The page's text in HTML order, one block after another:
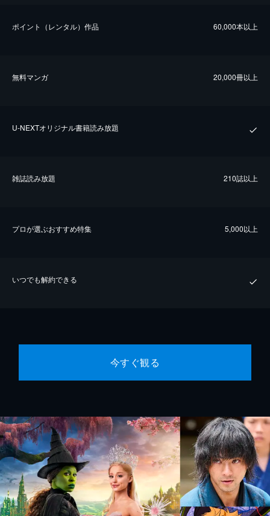
ポイント（レンタル）作品 60,000本以上
無料マンガ 20,000冊以上
U-NEXTオリジナル書籍読み放題
雑誌読み放題 210誌以上
プロが選ぶおすすめ特集 5,000以上
いつでも解約できる
今すぐ観る